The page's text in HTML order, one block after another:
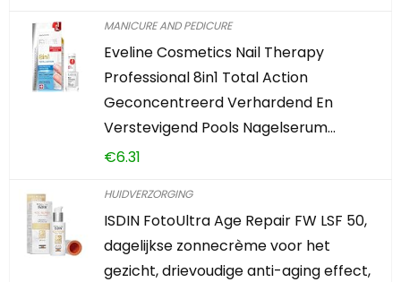
MANICURE AND PEDICURE
Eveline Cosmetics Nail Therapy
Professional 8in1 Total Action
Geconcentreerd Verhardend En
Verstevigend Pools Nagelserum…
€6.31
HUIDVERZORGING
ISDIN FotoUltra Age Repair FW LSF 50,
dagelijkse zonnecrème voor het
gezicht, drievoudige anti-aging effect,